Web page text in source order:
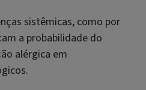
sistêmicas, como por
a probabilidade do
alérgica em